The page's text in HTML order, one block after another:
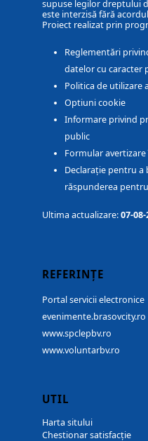
supuse legilor dreptului
este interzisă fără
Proiect realizat prin
Reglementări
datelor cu caracter
Politica de utilizare
Optiuni cookie
Informare privind
public
Formular
Declarație pentru
răspunderea
Ultima actualizare:07-
REFERINȚE
Portal servicii electronice
evenimente.brasovcity.ro
www.spclepbv.ro
www.voluntarbv.ro
UTIL
Harta sitului
Chestionar satisfacție